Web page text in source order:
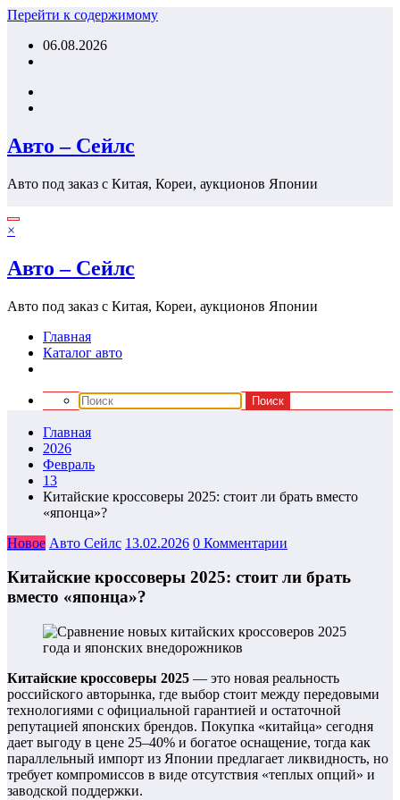
Перейти к содержимому
06.08.2026
Авто – Сейлс
Авто под заказ с Китая, Кореи, аукционов Японии
×
Авто – Сейлс
Авто под заказ с Китая, Кореи, аукционов Японии
Главная
Каталог авто
Главная
2026
Февраль
13
Китайские кроссоверы 2025: стоит ли брать вместо
«японца»?
Новое Авто Сейлс 13.02.2026 0 Комментарии
Китайские кроссоверы 2025: стоит ли брать
вместо «японца»?
Китайские кроссоверы 2025 — это новая реальность
российского авторынка, где выбор стоит между передовыми
технологиями с официальной гарантией и остаточной
репутацией японских брендов. Покупка «китайца» сегодня
дает выгоду в цене 25–40% и богатое оснащение, тогда как
параллельный импорт из Японии предлагает ликвидность, но
требует компромиссов в виде отсутствия «теплых опций» и
заводской поддержки.